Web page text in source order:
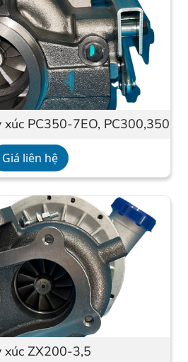
PC350-7EO, PC300,350-8
Giá liên hệ
xúc ZX200-3,5